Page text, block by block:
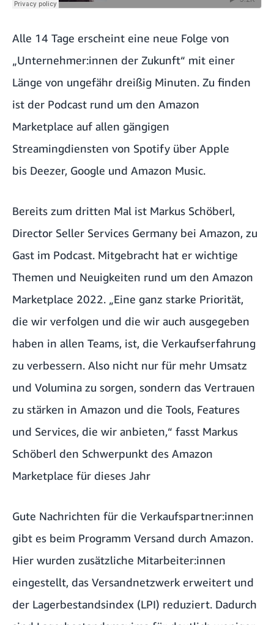
Alle 14 Tage erscheint eine neue Folge von
„Unternehmer:innen der Zukunft“ mit einer
Länge von ungefähr dreißig Minuten. Zu finden
ist der Podcast rund um den Amazon
Marketplace auf allen gängigen
Streamingdiensten von Spotify über Apple
bis Deezer, Google und Amazon Music.
Bereits zum dritten Mal ist Markus Schöberl,
Director Seller Services Germany bei Amazon, zu
Gast im Podcast. Mitgebracht hat er wichtige
Themen und Neuigkeiten rund um den Amazon
Marketplace 2022. „Eine ganz starke Priorität,
die wir verfolgen und die wir auch ausgegeben
haben in allen Teams, ist, die Verkaufserfahrung
zu verbessern. Also nicht nur für mehr Umsatz
und Volumina zu sorgen, sondern das Vertrauen
zu stärken in Amazon und die Tools, Features
und Services, die wir anbieten,“ fasst Markus
Schöberl den Schwerpunkt des Amazon
Marketplace für dieses Jahr
Gute Nachrichten für die Verkaufspartner:innen
gibt es beim Programm Versand durch Amazon.
Hier wurden zusätzliche Mitarbeiter:innen
eingestellt, das Versandnetzwerk erweitert und
der Lagerbestandsindex (LPI) reduziert. Dadurch